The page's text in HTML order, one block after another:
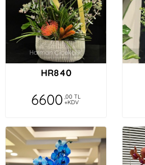
HR840
6600 ,00 TL
+KDV